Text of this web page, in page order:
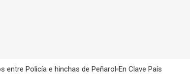
entre Policía e hinchas de Peñarol En Clave País